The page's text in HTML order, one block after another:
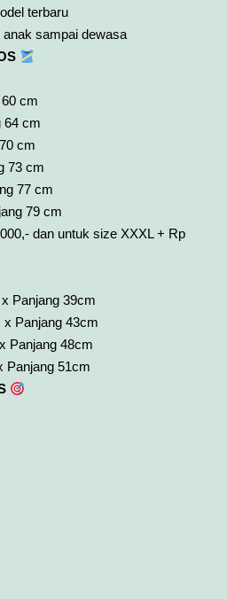
terbaru
sampai dewasa
cm
64 cm
cm
73 cm
77 cm
79 cm
dan untuk size XXXL + Rp
Panjang 39cm
Panjang 43cm
Panjang 48cm
Panjang 51cm